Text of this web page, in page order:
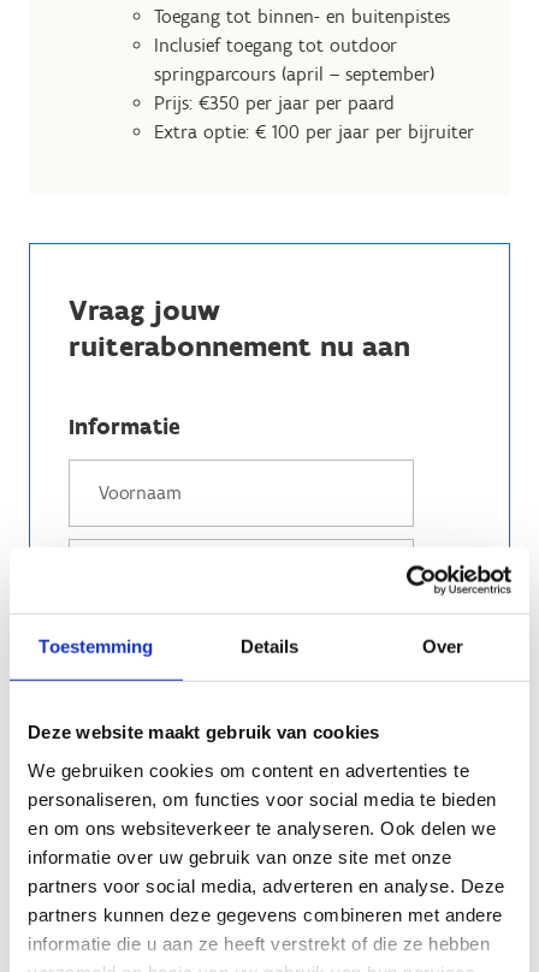
Toestemming Details Over
Deze website maakt gebruik van cookies
We gebruiken cookies om content en advertenties te
personaliseren, om functies voor social media te bieden
en om ons websiteverkeer te analyseren. Ook delen we
informatie over uw gebruik van onze site met onze
partners voor social media, adverteren en analyse. Deze
partners kunnen deze gegevens combineren met andere
informatie die u aan ze heeft verstrekt of die ze hebben
Toegang tot binnen- en buitenpistes
Inclusief toegang tot outdoor
springparcours (april – september)
Prijs: €350 per jaar per paard
Extra optie: € 100 per jaar per bijruiter
Vraag jouw
ruiterabonnement nu aan
Informatie
Keuze abonnement *
Basis abonnement - gestald paard
(€200,00 per jaar)
Plus abonnement - gestald paard
(€350,00 per jaar)
Basis abonnement - niet-gestald paard
(€265,00 per jaar)